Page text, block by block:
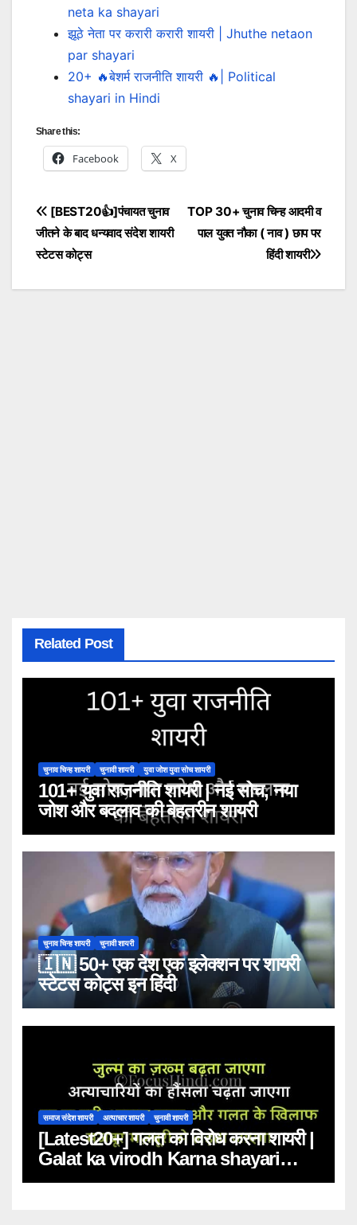
neta ka shayari
झूठे नेता पर करारी करारी शायरी | Jhuthe netaon
par shayari
20+ 🔥बेशर्म राजनीति शायरी 🔥| Political
shayari in Hindi
Share this:
Facebook X
Post
navigation
TOP 30+ चुनाव चिन्ह आदमी व
पाल युक्त नौका ( नाव ) छाप पर
हिंदी शायरी
[BEST20👍]पंचायत चुनाव
जीतने के बाद धन्यवाद संदेश शायरी
स्टेटस कोट्स
Related Post
चुनाव चिन्ह शायरी चुनावी शायरी युवा जोश युवा सोच शायरी
101+ युवा राजनीति शायरी | नई सोच, नया
जोश और बदलाव की बेहतरीन शायरी
चुनाव चिन्ह शायरी चुनावी शायरी
🇮🇳 50+ एक देश एक इलेक्शन पर शायरी
स्टेटस कोट्स इन हिंदी
समाज संदेश शायरी अत्याचार शायरी चुनावी शायरी
[Latest20+] गलत का विरोध करना शायरी |
Galat ka virodh Karna shayari
status quotes in Hindi